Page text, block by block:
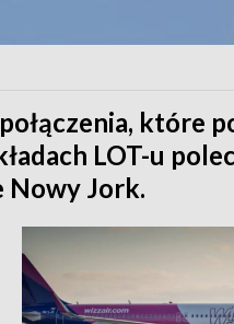
które
LOT-u
Nowy Jork.